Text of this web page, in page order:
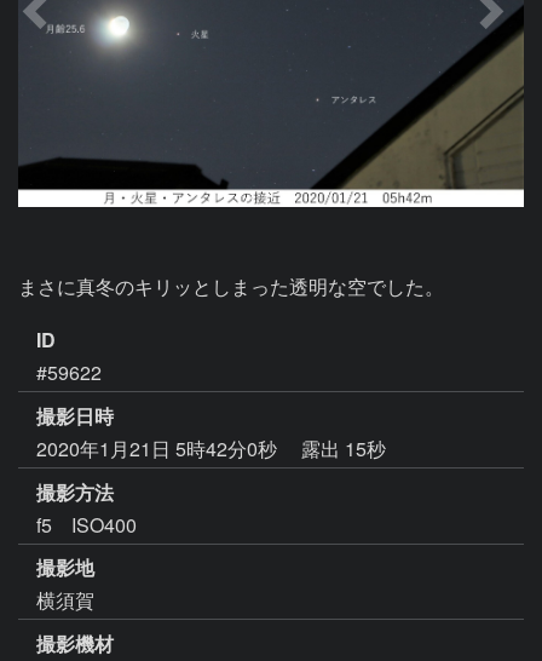
まさに真冬のキリッとしまった透明な空でした。
ID
#59622
撮影日時
2020年1月21日 5時42分0秒
露出 15秒
撮影方法
f5 ISO400
撮影地
横須賀
撮影機材